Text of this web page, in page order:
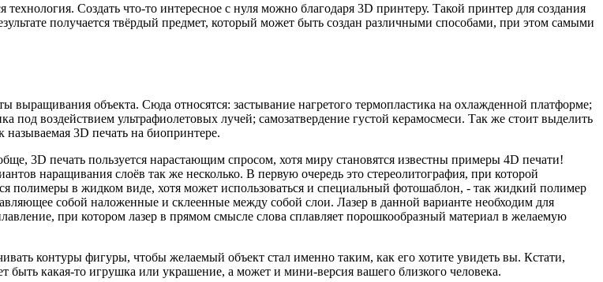
Создать что-то интересное с нуля можно благодаря 3D принтеру. Такой принтер для создания
получается твёрдый предмет, который может быть создан различными способами, при этом самыми
выращивания объекта. Сюда относятся: застывание нагретого термопластика на охлажденной платформе;
воздействием ультрафиолетовых лучей; самозатвердение густой керамосмеси. Так же стоит выделить
3D печать на биопринтере.
3D печать пользуется нарастающим спросом, хотя миру становятся известны примеры 4D печати!
наращивания слоёв так же несколько. В первую очередь это стереолитография, при которой
полимеры в жидком виде, хотя может использоваться и специальный фотошаблон, - так жидкий полимер
собой наложенные и склеенные между собой слои. Лазер в данной варианте необходим для
при котором лазер в прямом смысле слова сплавляет порошкообразный материал в желаемую
контуры фигуры, чтобы желаемый объект стал именно таким, как его хотите увидеть вы. Кстати,
какая-то игрушка или украшение, а может и мини-версия вашего близкого человека.